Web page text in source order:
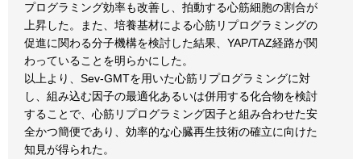
プログラミング効率も改善し、拍動する心筋細胞の割合が
上昇した。また、培養基材による心筋リプログラミングの
促進に関わる分子機構を検討した結果、YAP/TAZ経路が関
わっていることを明らかにした。
以上より、Sev-GMTを用いた心筋リプログラミングに対
し、組み込む因子の最適化あるいは併用する化合物を検討
することで、心筋リプログラミング因子と組み合わせた安
全かつ簡便であり、効率的な心臓再生技術の確立に向けた
知見が得られた。